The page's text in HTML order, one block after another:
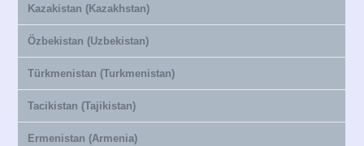
Kazakistan (Kazakhstan)
Özbekistan (Uzbekistan)
Türkmenistan (Turkmenistan)
Tacikistan (Tajikistan)
Ermenistan (Armenia)